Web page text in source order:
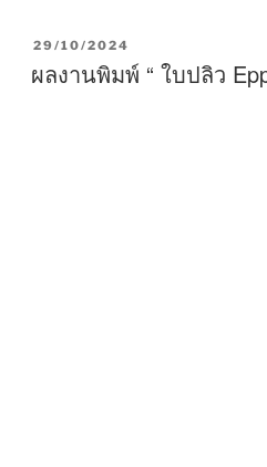
P
S
29/10/2024
ผลงานพิมพ์ “ ใบปลิว